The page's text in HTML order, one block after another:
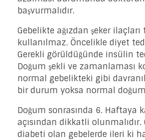
başvurmalıdır.
Gebelikte ağızdan şeker ilaçları
kullanılmaz. Öncelikle diyet
Gerekli görüldüğünde insülin
Doğum şekli ve zamanlaması
normal gebelikteki gibi
bir durum yoksa normal
Doğum sonrasında 6. Haftaya
açısından dikkatli olunmalıdır.
diabeti olan gebelerde ileri ki